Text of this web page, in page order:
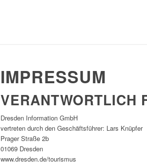
IMPRESSUM
VERANTWORTLICH
Dresden Information GmbH
vertreten durch den Geschäftsführer: Lars Knüpfer
Prager Straße 2b
01069 Dresden
www.dresden.de/tourismus